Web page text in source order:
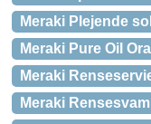
Meraki Plejende
Meraki Pure Oil
Meraki
Meraki